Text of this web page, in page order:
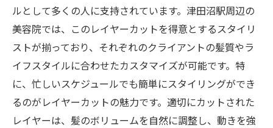
レイヤーカットで髪の質感を変える
津田沼駅で見つける動きのあるスタイル
レイヤーカットで日常を華やかに
津田沼駅でのレイヤーカットの特殊技術
髪に軽やかさを与える秘訣
津田沼駅で人気のレイヤーカットの特徴
ルとして多くの人に支持されています。津田沼駅周辺の
美容院では、このレイヤーカットを得意とするスタイリ
ストが揃っており、それぞれのクライアントの髪質やラ
イフスタイルに合わせたカスタマイズが可能です。特
に、忙しいスケジュールでも簡単にスタイリングができ
るのがレイヤーカットの魅力です。適切にカットされた
レイヤーは、髪のボリュームを自然に調整し、動きを強